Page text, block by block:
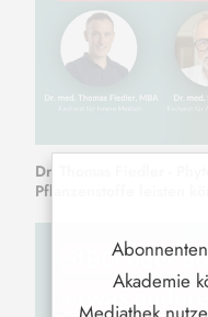
Dr. Thomas Fiedler -
Pflanzenstoffe leisten
Akademie